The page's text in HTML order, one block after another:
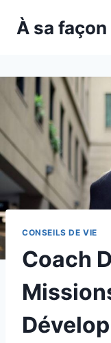
À sa façon
CONSEILS DE VIE
Coach